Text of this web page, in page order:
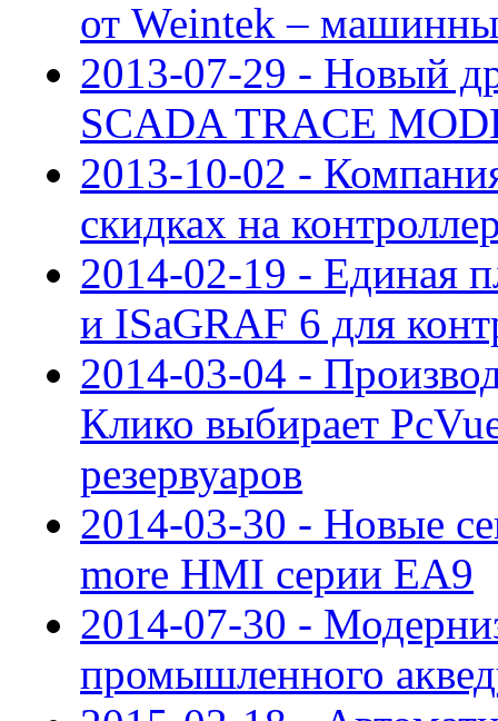
от Weintek –
2013-07-29 - Новый
SCADA TRACE
2013-10-02 -
скидках на
2014-02-19 - Единая
и ISaGRAF 6 для
2014-03-04 -
Клико выбирает
резервуаров
2014-03-30 - Новые
more HMI серии EA9
2014-07-30 -
промышленного